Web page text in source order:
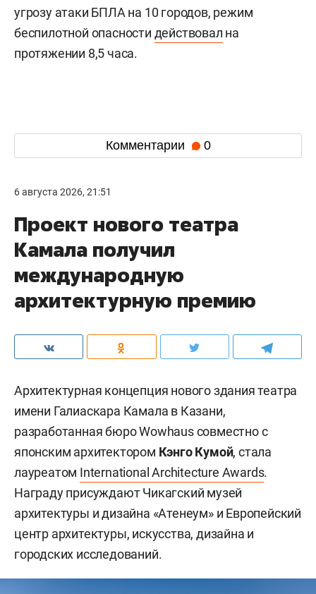
угрозу атаки БПЛА на 10 городов, режим
беспилотной опасности действовал на
протяжении 8,5 часа.
Комментарии 0
6 августа 2026, 21:51
Проект нового театра
Камала получил
международную
архитектурную премию
Архитектурная концепция нового здания театра
имени Галиаскара Камала в Казани,
разработанная бюро Wowhaus совместно с
японским архитектором Кэнго Кумой, стала
лауреатом International Architecture Awards.
Награду присуждают Чикагский музей
архитектуры и дизайна «Атенеум» и Европейский
центр архитектуры, искусства, дизайна и
городских исследований.